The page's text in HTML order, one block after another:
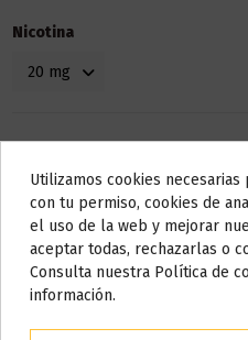
Nicotina
Detalles del producto
AVISO
Nos
Utilizamos cookies
con tu permiso, cookies de
el uso de la web y mejorar
aceptar todas, rechazarlas o
Consulta nuestra Política de
información.